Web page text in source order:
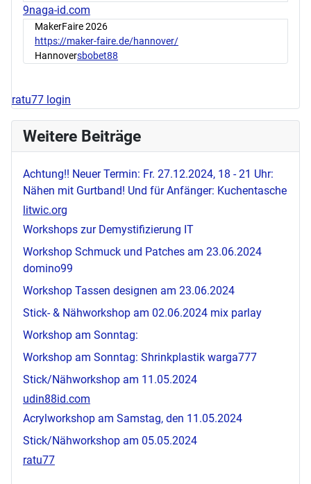
9naga-id.com
MakerFaire 2026
https://maker-faire.de/hannover/
Hannoversbobet88
ratu77 login
Weitere Beiträge
Achtung!! Neuer Termin: Fr. 27.12.2024, 18 - 21 Uhr:
Nähen mit Gurtband! Und für Anfänger: Kuchentasche
litwic.org
Workshops zur Demystifizierung IT
Workshop Schmuck und Patches am 23.06.2024
domino99
Workshop Tassen designen am 23.06.2024
Stick- & Nähworkshop am 02.06.2024 mix parlay
Workshop am Sonntag:
Workshop am Sonntag: Shrinkplastik warga777
Stick/Nähworkshop am 11.05.2024
udin88id.com
Acrylworkshop am Samstag, den 11.05.2024
Stick/Nähworkshop am 05.05.2024
ratu77